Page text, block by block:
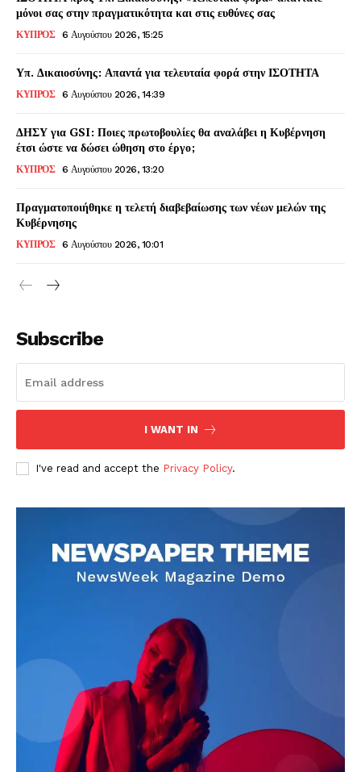
μόνοι σας στην πραγματικότητα και στις ευθύνες σας
ΚΥΠΡΟΣ 6 Αυγούστου 2026, 15:25
Υπ. Δικαιοσύνης: Απαντά για τελευταία φορά στην ΙΣΟΤΗΤΑ
ΚΥΠΡΟΣ 6 Αυγούστου 2026, 14:39
ΔΗΣΥ για GSI: Ποιες πρωτοβουλίες θα αναλάβει η Κυβέρνηση
έτσι ώστε να δώσει ώθηση στο έργο;
ΚΥΠΡΟΣ 6 Αυγούστου 2026, 13:20
Πραγματοποιήθηκε η τελετή διαβεβαίωσης των νέων μελών της
Κυβέρνησης
ΚΥΠΡΟΣ 6 Αυγούστου 2026, 10:01
Subscribe
I WANT IN
I've read and accept the Privacy Policy.